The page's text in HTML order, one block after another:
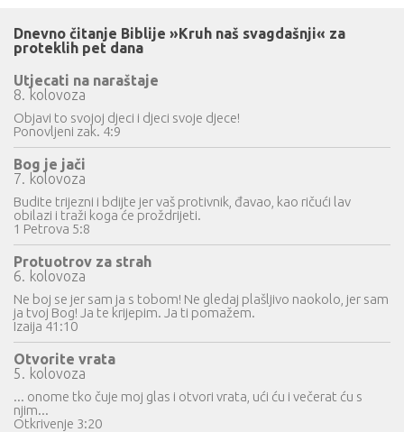
Dnevno čitanje Biblije »Kruh naš svagdašnji« za
proteklih pet dana
Utjecati na naraštaje
8. kolovoza
Objavi to svojoj djeci i djeci svoje djece!
Ponovljeni zak. 4:9
Bog je jači
7. kolovoza
Budite trijezni i bdijte jer vaš protivnik, đavao, kao ričući lav
obilazi i traži koga će proždrijeti.
1 Petrova 5:8
Protuotrov za strah
6. kolovoza
Ne boj se jer sam ja s tobom! Ne gledaj plašljivo naokolo, jer sam
ja tvoj Bog! Ja te krijepim. Ja ti pomažem.
Izaija 41:10
Otvorite vrata
5. kolovoza
... onome tko čuje moj glas i otvori vrata, ući ću i večerat ću s
njim...
Otkrivenje 3:20